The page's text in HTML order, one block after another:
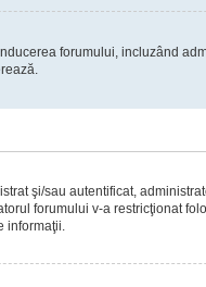
forumului, incluzând
şi/sau autentificat,
forumului v-a restricţionat
informaţii.